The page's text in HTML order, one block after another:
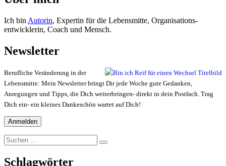
Ich bin Autorin, Expertin für die Lebensmitte, Organisations-
entwicklerin, Coach und Mensch.
Newsletter
Berufliche Veränderung in der
Lebensmitte: Mein Newsletter bringt Dir jede Woche gute Gedanken,
Anregungen und Tipps, die Dich weiterbringen- direkt in dein Postfach. Trag
Dich ein- ein kleines Dankeschön wartet auf Dich!
Suchen
nach:
Suchen
Schlagwörter